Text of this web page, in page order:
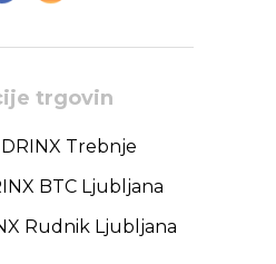
trgovin
Trebnje
BTC Ljubljana
Rudnik Ljubljana